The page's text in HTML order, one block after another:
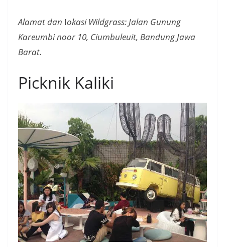
Alamat dan lokasi Wildgrass: Jalan Gunung
Kareumbi noor 10, Ciumbuleuit, Bandung Jawa
Barat.
Picknik Kaliki